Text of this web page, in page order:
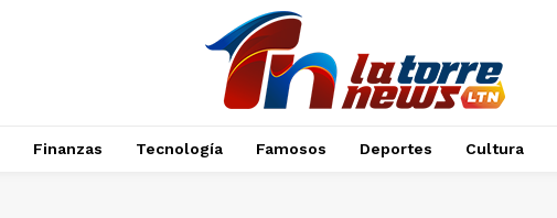
Finanzas Tecnología Famosos Deportes Cultura